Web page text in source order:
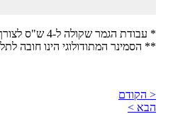
* עבודת הגמר שקולה ל-4 ש"ס לצורך חישוב שכר הלימוד
​** הסמינר המתודולוגי הינו חובה
< הקודם
הבא >